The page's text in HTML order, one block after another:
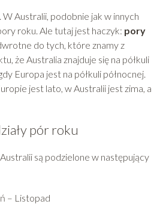
Australii, podobnie jak w innych
roku. Ale tutaj jest haczyk: pory
do tych, które znamy z
że Australia znajduje się na półkuli
Europa jest na półkuli północnej.
jest lato, w Australii jest zima, a
pór roku
są podzielone w następujący
– Listopad